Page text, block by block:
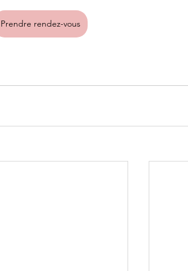
Prendre rendez-vous